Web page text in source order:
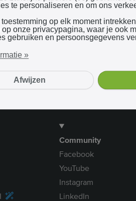
Bij gebruik van onze dienst ga je
algemene voorwaarden
Community
Facebook
YouTube
Instagram
LinkedIn
te personaliseren en om ons
op elk moment
op onze privacypagina, waar je ook
gebruiken en persoonsgegevens
»
Afwijzen